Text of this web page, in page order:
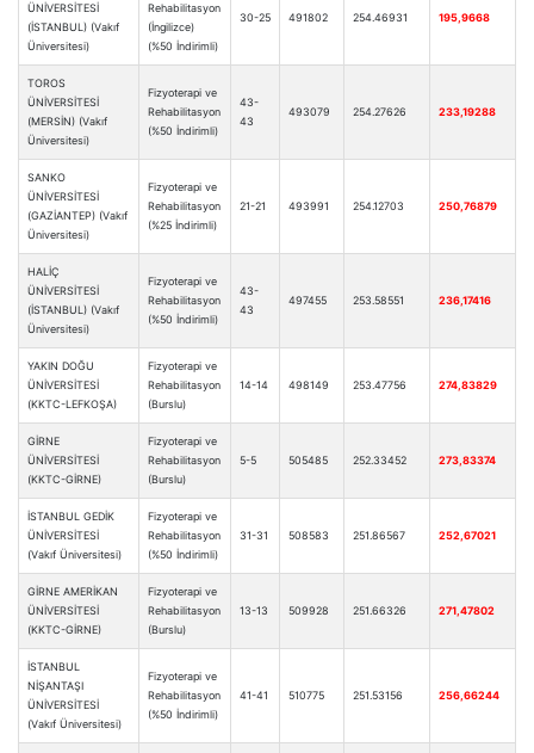
ÜNİVERSİTESİ
(İSTANBUL) (Vakıf
Üniversitesi)
Rehabilitasyon
(İngilizce)
(%50 İndirimli)
30-25 491802 254.46931 195,9668
TOROS
ÜNİVERSİTESİ
(MERSİN) (Vakıf
Üniversitesi)
Fizyoterapi ve
Rehabilitasyon
(%50 İndirimli)
43-
43
493079 254.27626 233,19288
SANKO
ÜNİVERSİTESİ
(GAZİANTEP) (Vakıf
Üniversitesi)
Fizyoterapi ve
Rehabilitasyon
(%25 İndirimli)
21-21 493991 254.12703 250,76879
HALİÇ
ÜNİVERSİTESİ
(İSTANBUL) (Vakıf
Üniversitesi)
Fizyoterapi ve
Rehabilitasyon
(%50 İndirimli)
43-
43
497455 253.58551 236,17416
YAKIN DOĞU
ÜNİVERSİTESİ
(KKTC-LEFKOŞA)
Fizyoterapi ve
Rehabilitasyon
(Burslu)
14-14 498149 253.47756 274,83829
GİRNE
ÜNİVERSİTESİ
(KKTC-GİRNE)
Fizyoterapi ve
Rehabilitasyon
(Burslu)
5-5 505485 252.33452 273,83374
İSTANBUL GEDİK
ÜNİVERSİTESİ
(Vakıf Üniversitesi)
Fizyoterapi ve
Rehabilitasyon
(%50 İndirimli)
31-31 508583 251.86567 252,67021
GİRNE AMERİKAN
ÜNİVERSİTESİ
(KKTC-GİRNE)
Fizyoterapi ve
Rehabilitasyon
(Burslu)
13-13 509928 251.66326 271,47802
İSTANBUL
NİŞANTAŞI
ÜNİVERSİTESİ
(Vakıf Üniversitesi)
Fizyoterapi ve
Rehabilitasyon
(%50 İndirimli)
41-41 510775 251.53156 256,66244